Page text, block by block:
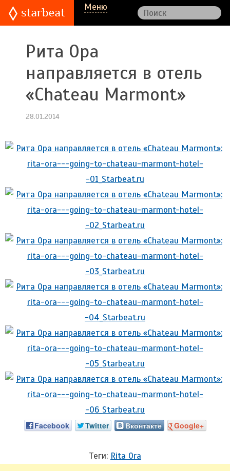
Меню
Рита Ора
направляется в отель
«Chateau Marmont»
28.01.2014
Facebook Twitter Вконтакте Google+
Теги: Rita Ora